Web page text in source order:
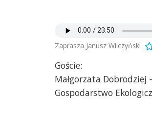
Zaprasza Janusz Wilczyński
Goście:
Małgorzata Dobrodziej
Gospodarstwo